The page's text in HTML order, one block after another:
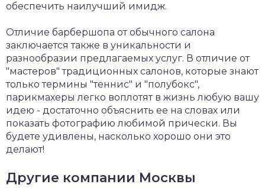
обеспечить наилучший имидж.
Отличие барбершопа от обычного салона
заключается также в уникальности и
разнообразии предлагаемых услуг. В отличие от
"мастеров" традиционных салонов, которые знают
только термины "теннис" и "полубокс",
парикмахеры легко воплотят в жизнь любую вашу
идею - достаточно объяснить ее на словах или
показать фотографию любимой прически. Вы
будете удивлены, насколько хорошо они это
делают!
Другие компании Москвы